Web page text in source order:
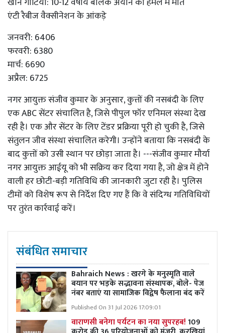
एंटी रैबीज वैक्सीनेशन के आंकड़े
जनवरी: 6406
फरवरी: 6380
मार्च: 6690
अप्रैल: 6725
नगर आयुक्त संजीव कुमार के अनुसार, कुत्तों की नसबंदी के लिए
एक ABC सेंटर संचालित है, जिसे पीपुल फॉर एनिमल संस्था देख
रही है। एक और सेंटर के लिए टेंडर प्रक्रिया पूरी हो चुकी है, जिसे
संतुलन जीव संस्था संचालित करेगी। उन्होंने बताया कि नसबंदी के
बाद कुत्तों को उसी स्थान पर छोड़ा जाता है। ---संजीव कुमार मौर्या
नगर आयुक्त आईयू को भी सक्रिय कर दिया गया है, जो क्षेत्र में होने
वाली हर छोटी-बड़ी गतिविधि की जानकारी जुटा रही है। पुलिस
टीमों को विशेष रूप से निर्देश दिए गए हैं कि वे संदिग्ध गतिविधियों
पर तुरंत कार्रवाई करें।
संबंधित समाचार
Bahraich News : खरगे के मनुस्मृति वाले
बयान पर भड़के सद्भावना संस्थापक, बोले- पेज
नंबर बताएं या सामाजिक विद्वेष फैलाना बंद करें
Published On 31 Jul 2026 17:09:01
वाराणसी बनेगा पर्यटन का नया सुपरहब!109